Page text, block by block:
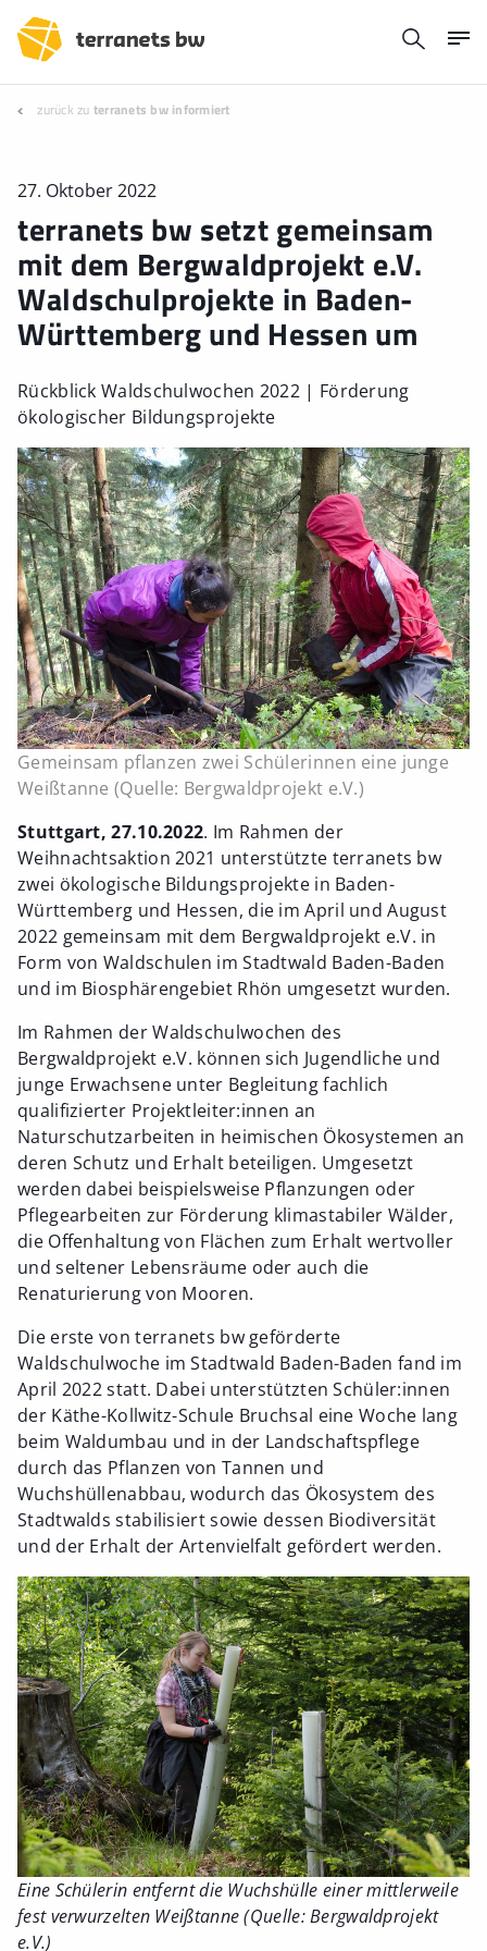
zurück zu terranets bw informiert
27. Oktober 2022
terranets bw setzt gemeinsam
mit dem Bergwaldprojekt e.V.
Waldschulprojekte in Baden-
Württemberg und Hessen um
Rückblick Waldschulwochen 2022 | Förderung
ökologischer Bildungsprojekte
Gemeinsam pflanzen zwei Schülerinnen eine junge
Weißtanne (Quelle: Bergwaldprojekt e.V.)
Stuttgart, 27.10.2022. Im Rahmen der
Weihnachtsaktion 2021 unterstützte terranets bw
zwei ökologische Bildungsprojekte in Baden-
Württemberg und Hessen, die im April und August
2022 gemeinsam mit dem Bergwaldprojekt e.V. in
Form von Waldschulen im Stadtwald Baden-Baden
und im Biosphärengebiet Rhön umgesetzt wurden.
Im Rahmen der Waldschulwochen des
Bergwaldprojekt e.V. können sich Jugendliche und
junge Erwachsene unter Begleitung fachlich
qualifizierter Projektleiter:innen an
Naturschutzarbeiten in heimischen Ökosystemen an
deren Schutz und Erhalt beteiligen. Umgesetzt
werden dabei beispielsweise Pflanzungen oder
Pflegearbeiten zur Förderung klimastabiler Wälder,
die Offenhaltung von Flächen zum Erhalt wertvoller
und seltener Lebensräume oder auch die
Renaturierung von Mooren.
Die erste von terranets bw geförderte
Waldschulwoche im Stadtwald Baden-Baden fand im
April 2022 statt. Dabei unterstützten Schüler:innen
der Käthe-Kollwitz-Schule Bruchsal eine Woche lang
beim Waldumbau und in der Landschaftspflege
durch das Pflanzen von Tannen und
Wuchshüllenabbau, wodurch das Ökosystem des
Stadtwalds stabilisiert sowie dessen Biodiversität
und der Erhalt der Artenvielfalt gefördert werden.
Eine Schülerin entfernt die Wuchshülle einer mittlerweile
fest verwurzelten Weißtanne (Quelle: Bergwaldprojekt
e.V.)